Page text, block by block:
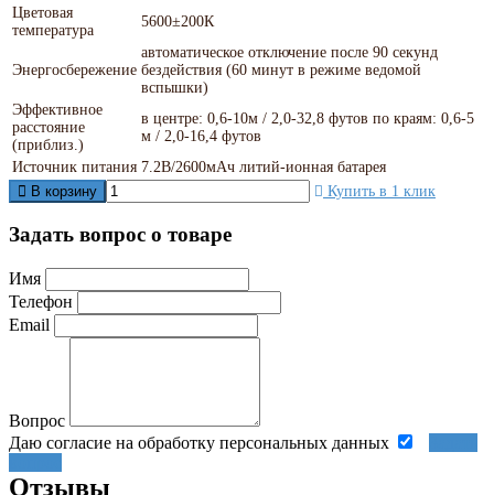
Цветовая
температура
5600±200К
Энергосбережение
автоматическое отключение после 90 секунд
бездействия (60 минут в режиме ведомой
вспышки)
Эффективное
расстояние
(приблиз.)
в центре: 0,6-10м / 2,0-32,8 футов по краям: 0,6-5
м / 2,0-16,4 футов
Источник питания 7.2В/2600мАч литий-ионная батарея
В корзину
Купить в 1 клик
Задать вопрос о товаре
Имя
Телефон
Email
Вопрос
Даю согласие на обработку персональных данных
Отзывы